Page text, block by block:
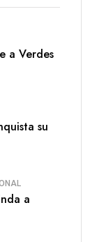
a Verdes
su
a